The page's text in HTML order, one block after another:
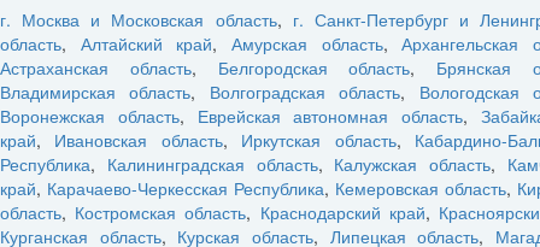
г. Москва и Московская область, г. Санкт-Петербург и
область, Алтайский край,Амурская область,Архангельская
Астраханская область, Белгородская область, Брянская
Владимирская область, Волгоградская область, Вологодская
Воронежская область, Еврейская автономная область,
край, Ивановская область, Иркутская область, Кабардино-
Республика, Калининградская область, Калужская область,
край, Карачаево-Черкесская Республика, Кемеровская область,
область, Костромская область, Краснодарский край,
Курганская область, Курская область, Липецкая область,